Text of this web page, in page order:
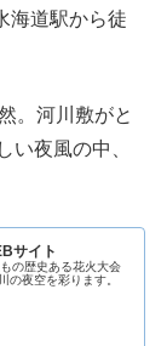
海道駅から徒
。河川敷がと
い夜風の中、
サイト
の歴史ある花火大会
の夜空を彩ります。